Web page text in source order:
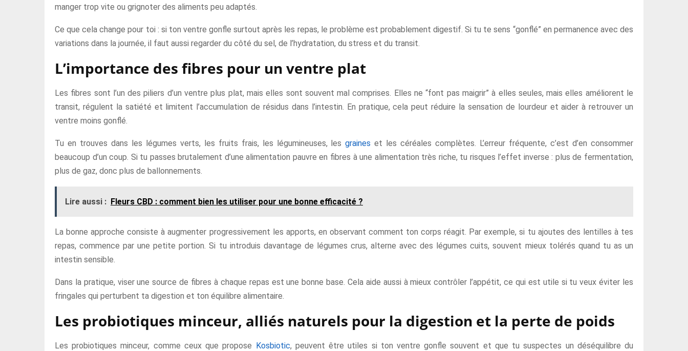
manger trop vite ou grignoter des aliments peu adaptés.
Ce que cela change pour toi : si ton ventre gonfle surtout après les repas, le problème est probablement digestif. Si tu te sens “gonflé” en permanence avec des
variations dans la journée, il faut aussi regarder du côté du sel, de l’hydratation, du stress et du transit.
L’importance des fibres pour un ventre plat
Les fibres sont l’un des piliers d’un ventre plus plat, mais elles sont souvent mal comprises. Elles ne “font pas maigrir” à elles seules, mais elles améliorent le
transit, régulent la satiété et limitent l’accumulation de résidus dans l’intestin. En pratique, cela peut réduire la sensation de lourdeur et aider à retrouver un
ventre moins gonflé.
Tu en trouves dans les légumes verts, les fruits frais, les légumineuses, lesgraines et les céréales complètes. L’erreur fréquente, c’est d’en consommer
beaucoup d’un coup. Si tu passes brutalement d’une alimentation pauvre en fibres à une alimentation très riche, tu risques l’effet inverse : plus de fermentation,
plus de gaz, donc plus de ballonnements.
Lire aussi : Fleurs CBD : comment bien les utiliser pour une bonne efficacité ?
La bonne approche consiste à augmenter progressivement les apports, en observant comment ton corps réagit. Par exemple, si tu ajoutes des lentilles à tes
repas, commence par une petite portion. Si tu introduis davantage de légumes crus, alterne avec des légumes cuits, souvent mieux tolérés quand tu as un
intestin sensible.
Dans la pratique, viser une source de fibres à chaque repas est une bonne base. Cela aide aussi à mieux contrôler l’appétit, ce qui est utile si tu veux éviter les
fringales qui perturbent ta digestion et ton équilibre alimentaire.
Les probiotiques minceur, alliés naturels pour la digestion et la perte de poids
Les probiotiques minceur, comme ceux que propose Kosbiotic, peuvent être utiles si ton ventre gonfle souvent et que tu suspectes un déséquilibre du